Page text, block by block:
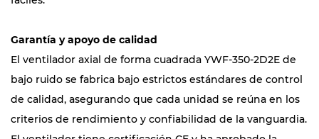
Garantía y apoyo de calidad
El ventilador axial de forma cuadrada YWF-350-2D2E de
bajo ruido se fabrica bajo estrictos estándares de control
de calidad, asegurando que cada unidad se reúna en los
criterios de rendimiento y confiabilidad de la vanguardia.